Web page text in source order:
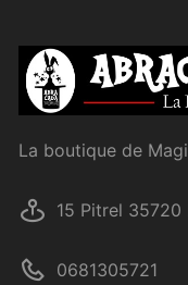
La boutique de
15 Pitrel 35720
0681305721